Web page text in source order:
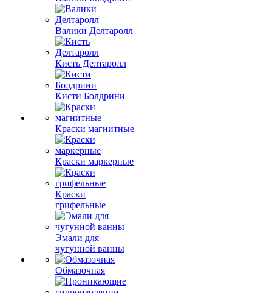
Валики Делтаролл
Кисть Делтаролл
Кисти Болдрини
Краски магнитные
Краски маркерные
Краски
грифельные
Эмали для
чугунной ванны
Обмазочная